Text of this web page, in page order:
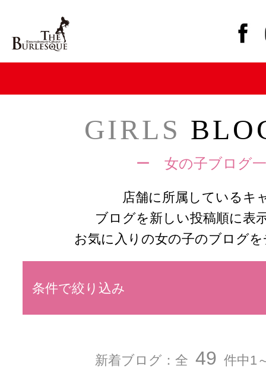
GIRLS
ー 女の子ブログ
店舗に所属しているキ
ブログを新しい投稿順に表
お気に入りの女の子のブログ
条件で絞り込み
新着ブログ：全 49 件中1